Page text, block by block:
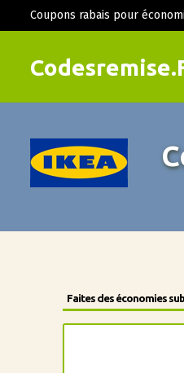
Coupons rabais pour
Faites des économies